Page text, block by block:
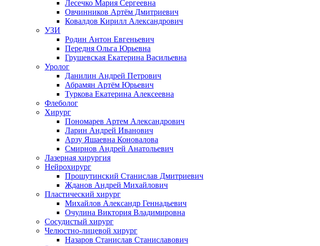
Лесечко Мария Сергеевна
Овчинников Артём Дмитриевич
Ковалдов Кирилл Александрович
УЗИ
Родин Антон Евгеньевич
Передня Ольга Юрьевна
Грушевская Екатерина Васильевна
Уролог
Данилин Андрей Петрович
Абрамян Артём Юрьевич
Туркова Екатерина Алексеевна
Флеболог
Хирург
Пономарев Артем Александрович
Ларин Андрей Иванович
Арзу Яшаевна Коновалова
Смирнов Андрей Анатольевич
Лазерная хирургия
Нейрохирург
Прошутинский Станислав Дмитриевич
Жданов Андрей Михайлович
Пластический хирург
Михайлов Александр Геннадьевич
Очулина Виктория Владимировна
Сосудистый хирург
Челюстно-лицевой хирург
Назаров Станислав Станиславович